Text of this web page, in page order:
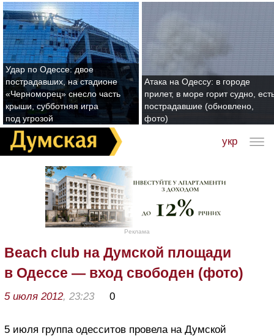
Удар по Одессе: двое
пострадавших, на стадионе
«Черноморец» снесло часть
крыши, субботняя игра
под угрозой
Атака на Одессу: в городе
прилет, в море горит судно,
пострадавшие (обновлено,
фото)
укр
Реклама
Beach club на Думской площади
в Одессе — вход свободен (фото)
5 июля 2012, 23:23 0
5 июля группа одесситов провела на Думской